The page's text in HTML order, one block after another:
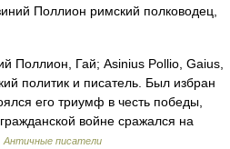
Поллион римский полководец,
Поллион, Гай; Asinius Pollio, Gaius,
политик и писатель. Был избран
его триумф в честь победы,
войне сражался на
Античные писатели